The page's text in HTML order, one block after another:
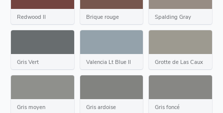
Redwood II Brique rouge Spalding Gray
Gris Vert Valencia Lt Blue II Grotte de Las Caux
Gris moyen Gris ardoise Gris foncé